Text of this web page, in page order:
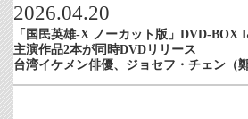
2026.04.20
「国民英雄-X ノーカット版」DVD-
主演作品2本が同時DVDリリース
台湾イケメン俳優、ジョセフ・チェン（